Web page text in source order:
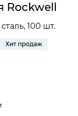
Rockwell
100 шт.
Хит продаж